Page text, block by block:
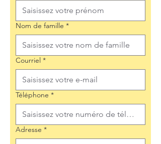
Nom de famille *
Courriel *
Téléphone *
Adresse *